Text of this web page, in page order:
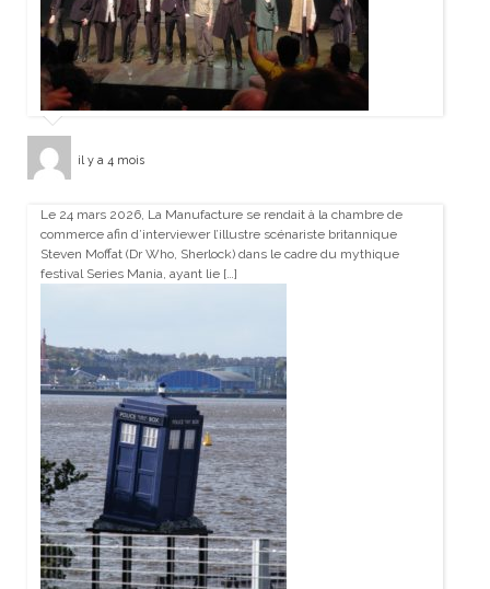
il y a 4 mois
Le 24 mars 2026, La Manufacture se rendait à la chambre de
commerce afin d’interviewer l’illustre scénariste britannique
Steven Moffat (Dr Who, Sherlock) dans le cadre du mythique
festival Series Mania, ayant lie […]